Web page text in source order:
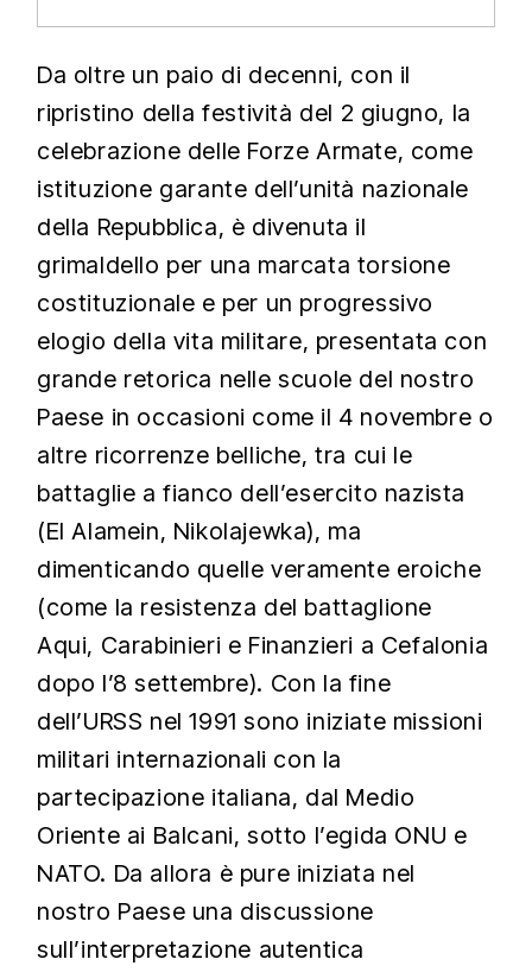
Da oltre un paio di decenni, con il
ripristino della festività del 2 giugno, la
celebrazione delle Forze Armate, come
istituzione garante dell’unità nazionale
della Repubblica, è divenuta il
grimaldello per una marcata torsione
costituzionale e per un progressivo
elogio della vita militare, presentata con
grande retorica nelle scuole del nostro
Paese in occasioni come il 4 novembre o
altre ricorrenze belliche, tra cui le
battaglie a fianco dell’esercito nazista
(El Alamein, Nikolajewka), ma
dimenticando quelle veramente eroiche
(come la resistenza del battaglione
Aqui, Carabinieri e Finanzieri a Cefalonia
dopo l’8 settembre). Con la fine
dell’URSS nel 1991 sono iniziate missioni
militari internazionali con la
partecipazione italiana, dal Medio
Oriente ai Balcani, sotto l’egida ONU e
NATO. Da allora è pure iniziata nel
nostro Paese una discussione
sull’interpretazione autentica